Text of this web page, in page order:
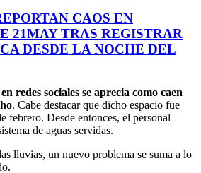
CAOS EN
21MAY TRAS REGISTRAR
DESDE LA NOCHE DEL
redes sociales se aprecia como caen
. Cabe destacar que dicho espacio fue
febrero. Desde entonces, el personal
de aguas servidas.
lluvias, un nuevo problema se suma a lo